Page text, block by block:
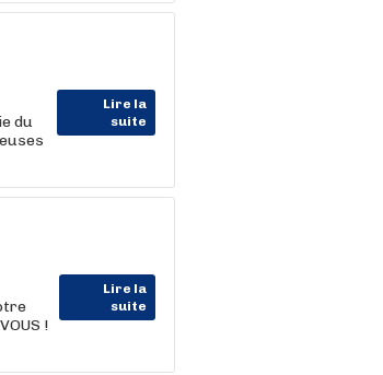
Lire la
suite
du
Lire la
suite
!